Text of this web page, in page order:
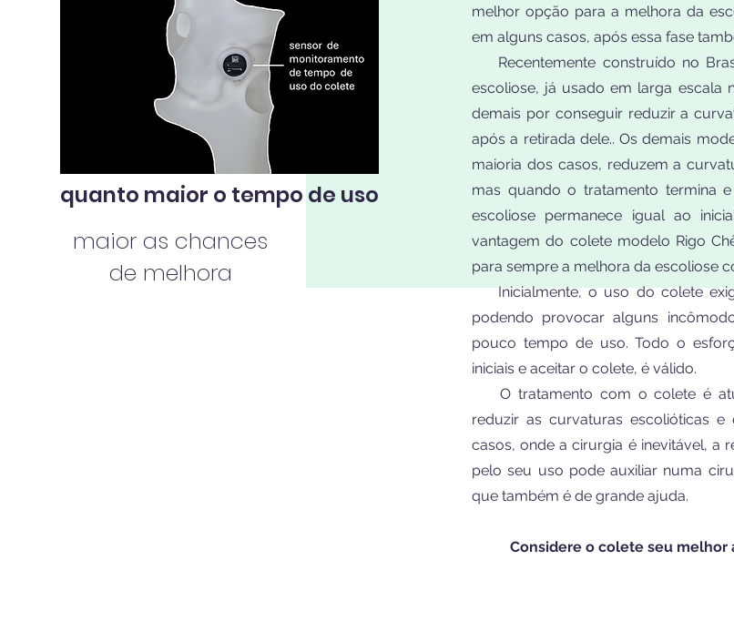
quanto maior o tempo de uso
maior as chances
de melhora
melhor opção para a melhora da
em alguns casos, após essa fase
Recentemente construído no
escoliose, já usado em larga escala
demais por conseguir reduzir a
após a retirada dele.. Os demais
maioria dos casos, reduzem a
mas quando o tratamento termina
escoliose permanece igual ao
vantagem do colete modelo Rigo
para sempre a melhora da escoliose
Inicialmente, o uso do colete
podendo provocar alguns
pouco tempo de uso. Todo o
iniciais e aceitar o colete, é válido.
O tratamento com o colete é
reduzir as curvaturas escolióticas
casos, onde a cirurgia é inevitável, a
pelo seu uso pode auxiliar numa
que também é de grande ajuda.
Considere o colete seu melhor